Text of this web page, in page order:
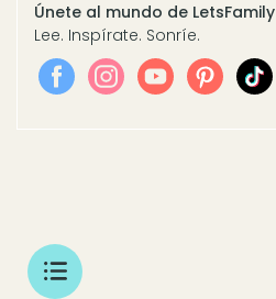
Únete al mundo de LetsFamily
Lee. Inspírate. Sonríe.